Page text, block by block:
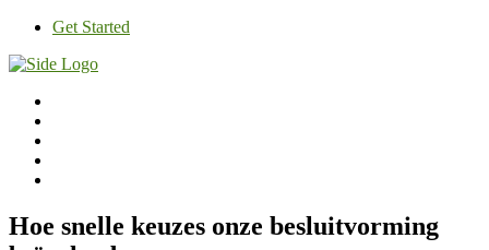
Get Started
Hoe snelle keuzes onze besluitvorming